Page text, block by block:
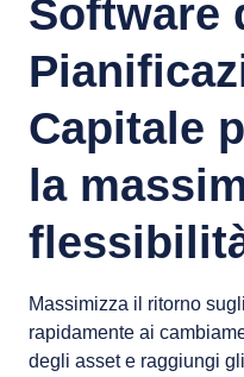
Software
Capitale
la
Massimizza il ritorno
rapidamente ai
l’ammortamento degli